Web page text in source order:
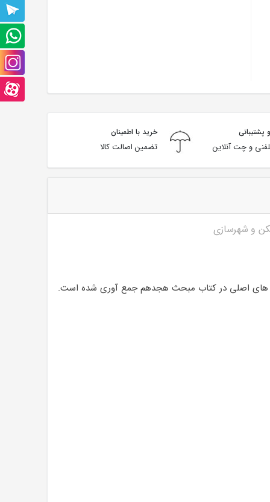
پشتیبانی
و چت آنلاین
خرید با اطمینان
تضمین اصالت کالا
های اصلی در کتاب مبحث هجدهم جمع آوری شده است.
پشتیبانی
تلگرام
پشتیبانی
واتس
آپ
صفحه
اینستاگرام
صفحه